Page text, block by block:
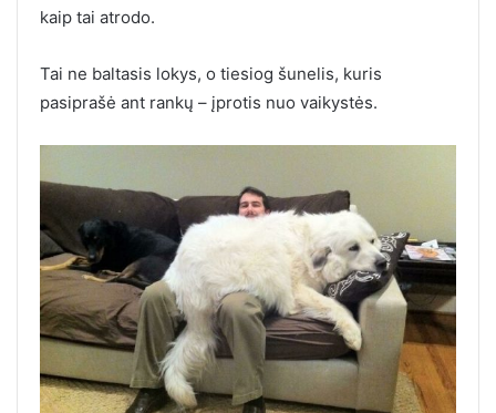
kaip tai atrodo.
Tai ne baltasis lokys, o tiesiog šunelis, kuris
pasiprašė ant rankų – įprotis nuo vaikystės.